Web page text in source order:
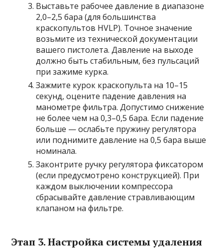
Выставьте рабочее давление в диапазоне
2,0–2,5 бара (для большинства
краскопультов HVLP). Точное значение
возьмите из технической документации
вашего пистолета. Давление на выходе
должно быть стабильным, без пульсаций
при зажиме курка.
Зажмите курок краскопульта на 10–15
секунд, оцените падение давления на
манометре фильтра. Допустимо снижение
не более чем на 0,3–0,5 бара. Если падение
больше — ослабьте пружину регулятора
или поднимите давление на 0,5 бара выше
номинала.
Законтрите ручку регулятора фиксатором
(если предусмотрено конструкцией). При
каждом выключении компрессора
сбрасывайте давление стравливающим
клапаном на фильтре.
Этап 3. Настройка системы удаления